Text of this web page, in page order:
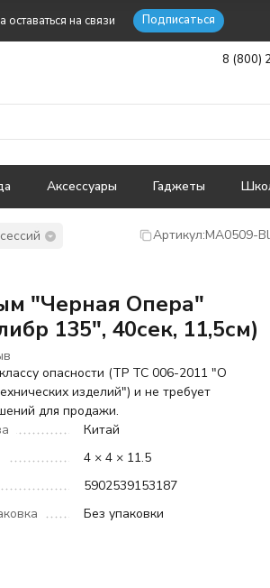
на связи Подписаться
8 (800)
Аксессуары Гаджеты
Артикул:MA0509-
"Черная Опера"
135", 40сек, 11,5см)
опасности (ТР ТС 006-2011 "О
изделий") и не требует
для продажи.
Китай
4 × 4 × 11.5
5902539153187
Без упаковки